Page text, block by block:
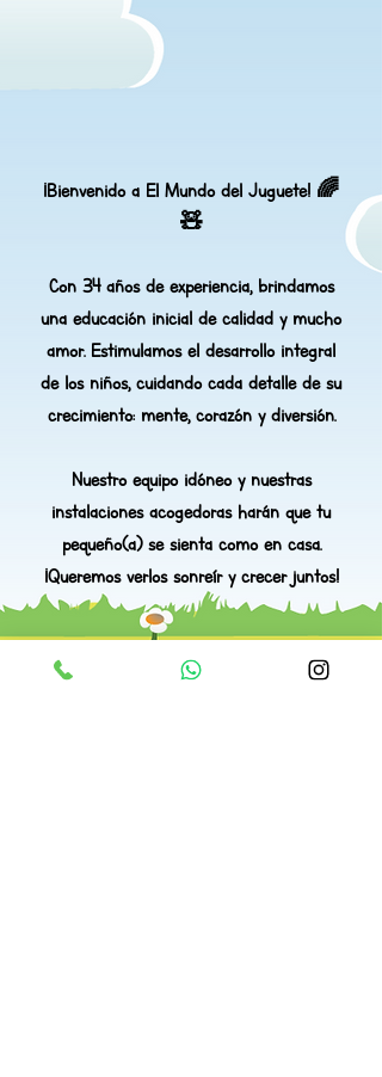
¡Bienvenido a El Mundo del Juguete! 🌈
🧸
Con 34 años de experiencia, brindamos
una educación inicial de calidad y mucho
amor. Estimulamos el desarrollo integral
de los niños, cuidando cada detalle de su
crecimiento: mente, corazón y diversión.
Nuestro equipo idóneo y nuestras
instalaciones acogedoras harán que tu
pequeño(a) se sienta como en casa.
¡Queremos verlos sonreír y crecer juntos!
© Preescolar Mundo del Juguete